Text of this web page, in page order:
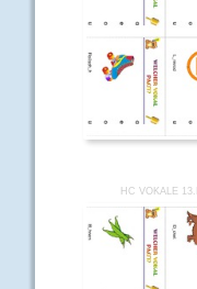
HC VOKALE